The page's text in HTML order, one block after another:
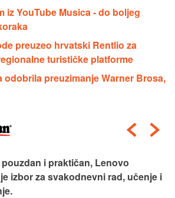
iz YouTube Musica - do boljeg
preuzeo hrvatski Rentlio za
turističke platforme
odobrila preuzimanje Warner Brosa,
pouzdan i praktičan, Lenovo
izbor za svakodnevni rad, učenje i